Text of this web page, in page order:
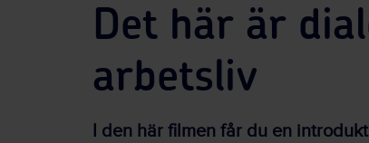
Det här är
arbetsliv
I den här filmen får du en